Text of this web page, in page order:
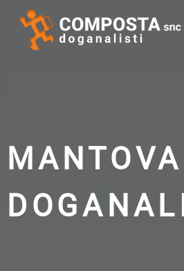
MANTOVA